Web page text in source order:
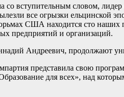
со вступительным словом,
все огрызки ельцинской
США находится сто наших
предприятий и организаций.
Андреевич, продолжают
представила свою
для всех», над